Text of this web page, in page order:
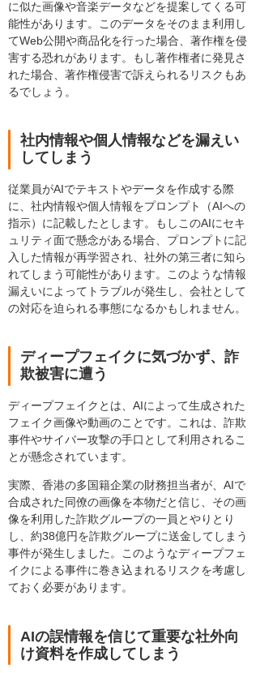
に似た画像や音楽データなどを提案してくる可
能性があります。このデータをそのまま利用し
てWeb公開や商品化を行った場合、著作権を侵
害する恐れがあります。もし著作権者に発見さ
れた場合、著作権侵害で訴えられるリスクもあ
るでしょう。
社内情報や個人情報などを漏えい
してしまう
従業員がAIでテキストやデータを作成する際
に、社内情報や個人情報をプロンプト（AIへの
指示）に記載したとします。もしこのAIにセキ
ュリティ面で懸念がある場合、プロンプトに記
入した情報が再学習され、社外の第三者に知ら
れてしまう可能性があります。このような情報
漏えいによってトラブルが発生し、会社として
の対応を迫られる事態になるかもしれません。
ディープフェイクに気づかず、詐
欺被害に遭う
ディープフェイクとは、AIによって生成された
フェイク画像や動画のことです。これは、詐欺
事件やサイバー攻撃の手口として利用されるこ
とが懸念されています。
実際、香港の多国籍企業の財務担当者が、AIで
合成された同僚の画像を本物だと信じ、その画
像を利用した詐欺グループの一員とやりとり
し、約38億円を詐欺グループに送金してしまう
事件が発生しました。このようなディープフェ
イクによる事件に巻き込まれるリスクを考慮し
ておく必要があります。
AIの誤情報を信じて重要な社外向
け資料を作成してしまう